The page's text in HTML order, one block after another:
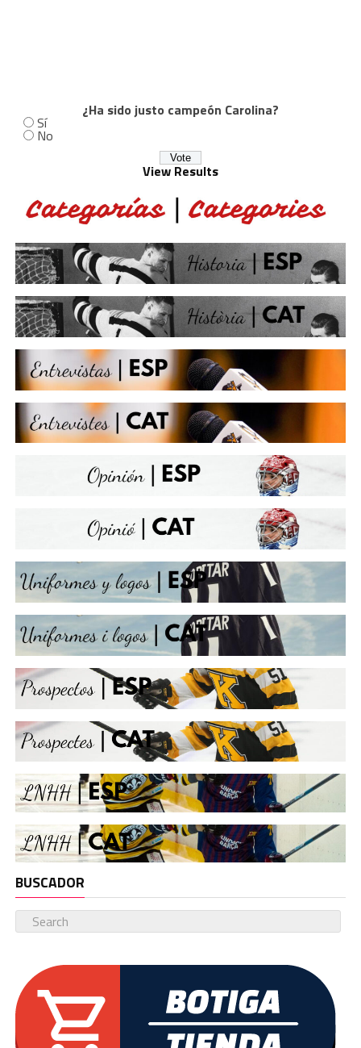
¿Ha sido justo campeón Carolina?
Sí
No
View Results
BUSCADOR